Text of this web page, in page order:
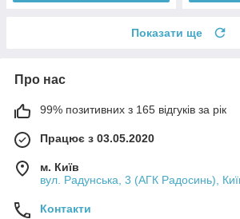
Показати ще
Про нас
99% позитивних з 165 відгуків за рік
Працює з 03.05.2020
м. Київ
вул. Радунська, 3 (АГК Радосинь),
Контакти